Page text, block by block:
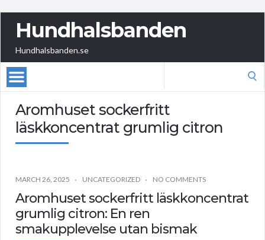
Hundhalsbanden
Hundhalsbanden.se
Aromhuset sockerfritt
läskkoncentrat grumlig citron
MARCH 26, 2025 UNCATEGORIZED NO COMMENTS
Aromhuset sockerfritt läskkoncentrat
grumlig citron: En ren
smakupplevelse utan bismak